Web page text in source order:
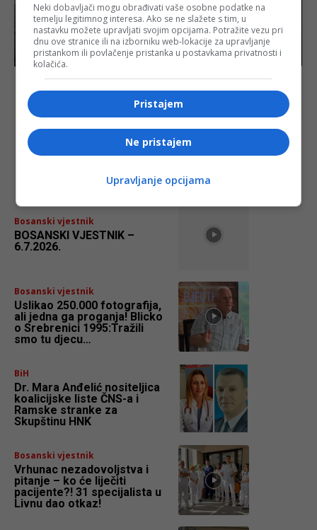
BiH
Vlada Federacije BiH proglasila 11. juli Danom
žalosti u FBiH
najnovije FACE.BA
Bosanski vjestnik
BOSANSKI VJESTNIK –
6.7.2026.
Bosanski vjestnik
Uslikao 250.000 fotografija,
ali jedna ga proganja! Blicko
o Srebrenici 1995:Tražili
smo tu djecu…
BiH
Dr. Mara Anđelić nositeljica
koalicijske liste ČNS-a i
Ramske stranke za
Skupštinu HNK
Bosanski vjestnik
Vrhunac nezadovoljstva i
pitanje – ko će liječiti
pacijente?! 31 specijalista u
Livnu dao otkaz!
Neki dobavljači mogu obrađivati vaše osobne podatke na
temelju legitimnog interesa. Ako se ne slažete s tim, u
nastavku možete upravljati svojim opcijama. Potražite vezu pri
dnu ove stranice ili na izborniku web-lokacije za upravljanje
pristankom ili povlačenje pristanka u postavkama privatnosti i
kolačića.
Pristajem
Ne pristajem
Upravljanje opcijama